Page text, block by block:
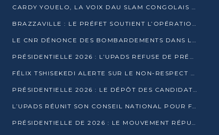
CARDY YOUELO, LA VOIX DAU SLAM CONGOLAIS QUI INTERPELLE LE MONDE
BRAZZAVILLE : LE PRÉFET SOUTIENT L’OPÉRATION « ZÉRO KULUNA » ET APPELLE À LA VIGILANCE CITOYENNE
LE CNR DÉNONCE DES BOMBARDEMENTS DANS LE POOL ET ACCUSE LE GOUVERNEMENT
PRÉSIDENTIELLE 2026 : L’UPADS REFUSE DE PRÉSENTER UN CANDIDAT ET DÉNONCE UN PROCESSUS NON CRÉDIBLE
FÉLIX TSHISEKEDI ALERTE SUR LE NON-RESPECT DES ENGAGEMENTS DE PAIX APRÈS SA RENCONTRE AVEC D. SASSOU-NGUESSO
PRÉSIDENTIELLE 2026 : LE DÉPÔT DES CANDIDATURES OUVERT DU 29 JANVIER AU 12 FÉVRIER
L’UPADS RÉUNIT SON CONSEIL NATIONAL POUR FIXER SA LIGNE POLITIQUE À DEUX MOIS DE LA PRÉSIDENTIELLE
PRÉSIDENTIELLE DE 2026 : LE MOUVEMENT RÉPUBLICAIN DÉNONCE UNE CONVOCATION ÉLECTORALE « OPAQUE ET PRÉCIPITÉE »